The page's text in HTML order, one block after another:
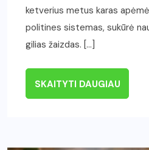
ketverius metus karas
politines sistemas, sukūrė
gilias žaizdas. […]
SKAITYTI DAUGIAU